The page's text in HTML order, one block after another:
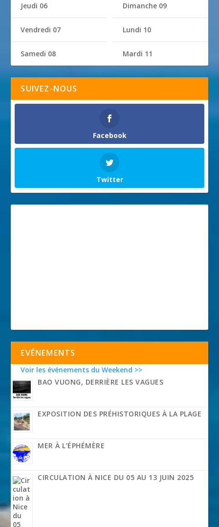
Jeudi 06
Vendredi 07
Samedi 08
Dimanche 09
Lundi 10
Mardi 11
SUIVEZ-NOUS
Facebook
Twitter
EVÉNEMENTS
Voir les événements du Weekend >>
BAO VUONG, DERRIÈRE LES VAGUES
EXPOSITION DES PRÉHISTORIQUES À LA PLAGE
MER À L’ÉPHÉMÈRE
CIRCULATION À NICE DU 05 AU 13 JUIN 2025